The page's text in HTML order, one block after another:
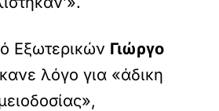
Εξωτερικών Γιώργο
λόγο για «άδικη